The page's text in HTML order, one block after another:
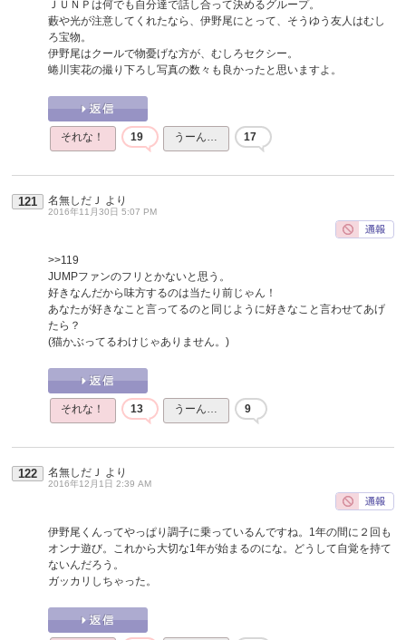
ＪＵＮＰは何でも自分達で話し合って決めるグループ。
藪や光が注意してくれたなら、伊野尾にとって、そうゆう友人はむし
ろ宝物。
伊野尾はクールで物憂げな方が、むしろセクシー。
蜷川実花の撮り下ろし写真の数々も良かったと思いますよ。
それな！ 19 うーん… 17
121 名無しだＪ より
2016年11月30日 5:07 PM
>>119
JUMPファンのフリとかないと思う。
好きなんだから味方するのは当たり前じゃん！
あなたが好きなこと言ってるのと同じように好きなこと言わせてあげ
たら？
(猫かぶってるわけじゃありません。)
それな！ 13 うーん… 9
122 名無しだＪ より
2016年12月1日 2:39 AM
伊野尾くんってやっぱり調子に乗っているんですね。1年の間に２回も
オンナ遊び。これから大切な1年が始まるのにな。どうして自覚を持て
ないんだろう。
ガッカリしちゃった。